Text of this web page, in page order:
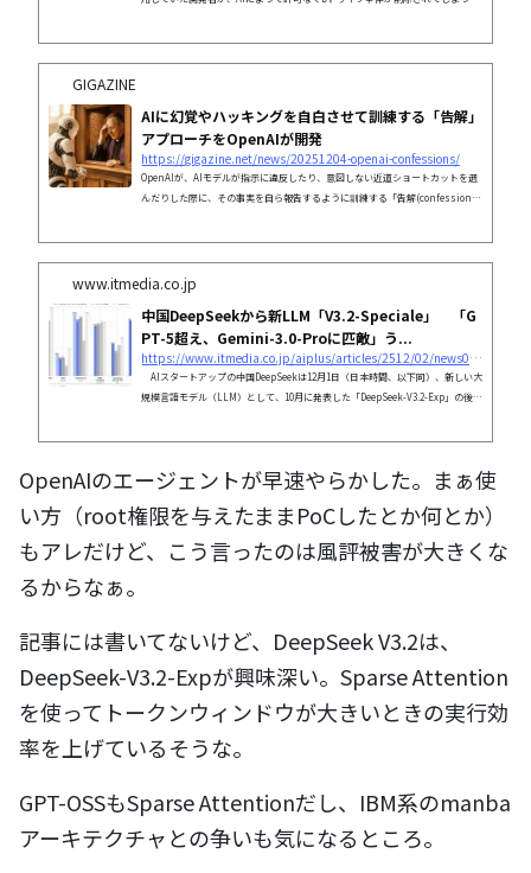
GIGAZINE
AIに幻覚やハッキングを自白させて訓練する「告解」
アプローチをOpenAIが開発
https://gigazine.net/news/20251204-openai-confessions/
OpenAIが、AIモデルが指示に違反したり、意図しない近道ショートカットを選
んだりした際に、その事実を自ら報告するように訓練する「告解(confession
www.itmedia.co.jp
中国DeepSeekから新LLM「V3.2-Speciale」 「G
PT-5超え、Gemini-3.0-Proに匹敵」う...
https://www.itmedia.co.jp/aiplus/articles/2512/02/news078.html
AIスタートアップの中国DeepSeekは12月1日（日本時間、以下同）、新しい大
規模言語モデル（LLM）として、10月に発表した「DeepSeek-V3.2-Exp」の後継
れも商業利用も可能なMITライセンスで公開する。
OpenAIのエージェントが早速やらかした。まぁ使
い方（root権限を与えたままPoCしたとか何とか）
もアレだけど、こう言ったのは風評被害が大きくな
るからなぁ。
記事には書いてないけど、DeepSeek V3.2は、
DeepSeek-V3.2-Expが興味深い。Sparse Attention
を使ってトークンウィンドウが大きいときの実行効
率を上げているそうな。
GPT-OSSもSparse Attentionだし、IBM系のmanba
アーキテクチャとの争いも気になるところ。